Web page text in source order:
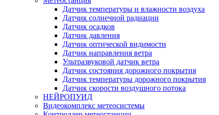
Датчик температуры и влажности воздуха
Датчик солнечной радиации
Датчик осадков
Датчик давления
Датчик оптической видимости
Датчик направления ветра
Ультразвуковой датчик ветра
Датчик состояния дорожного покрытия
Датчик температуры дорожного покрытия
Датчик скорости воздушного потока
НЕЙРОПУИД
Видеокомплекс метеосистемы